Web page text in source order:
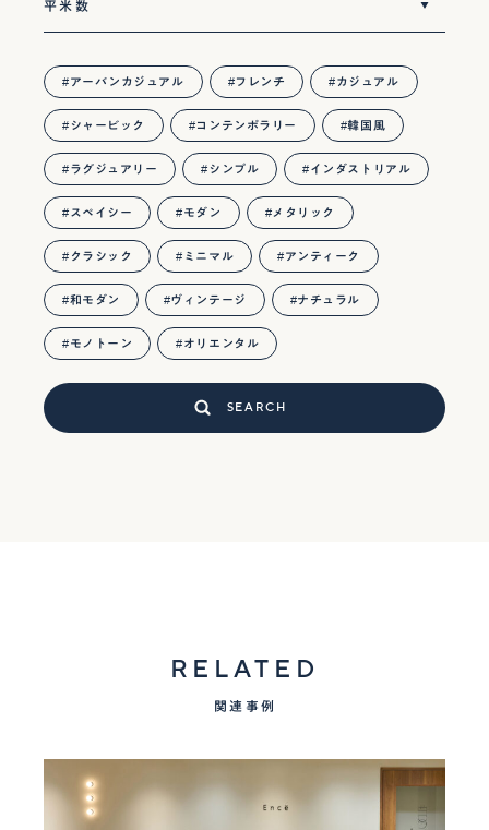
アーバンカジュアル フレンチ カジュアル
シャービック コンテンポラリー 韓国風
ラグジュアリー シンプル インダストリアル
スペイシー モダン メタリック
クラシック ミニマル アンティーク
和モダン ヴィンテージ ナチュラル
モノトーン オリエンタル
SEARCH
RELATED
関連事例